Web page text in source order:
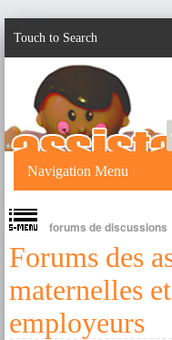
Touch to Search
Navigation Menu
forums de discussions
Forums des
maternelles
employeurs